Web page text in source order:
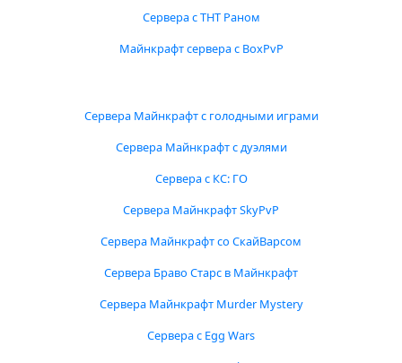
Сервера с ТНТ Раном
Майнкрафт сервера с BoxPvP
Сервера Майнкрафт с голодными играми
Сервера Майнкрафт с дуэлями
Сервера с КС: ГО
Сервера Майнкрафт SkyPvP
Сервера Майнкрафт со СкайВарсом
Сервера Браво Старс в Майнкрафт
Сервера Майнкрафт Murder Mystery
Сервера с Egg Wars